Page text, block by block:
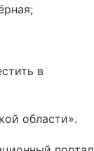
в
области».